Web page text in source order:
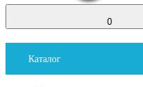
0
Каталог